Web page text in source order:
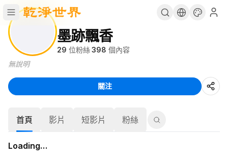
墨跡飄香
29 位粉絲·398 個內容
無說明
關注
首頁 影片 短影片 粉絲
Loading…